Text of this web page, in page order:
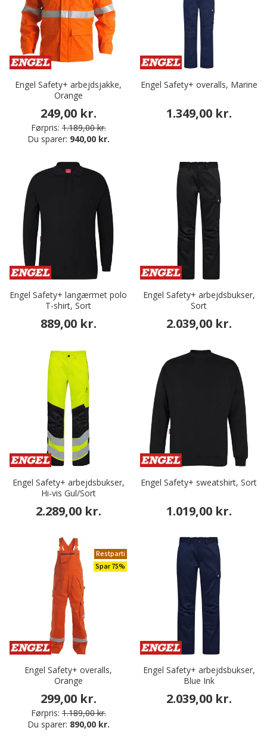
Engel Safety+ arbejdsjakke,
Orange
249,00 kr.
Førpris: 1.189,00 kr.
Du sparer: 940,00 kr.
Engel Safety+ overalls, Marine
1.349,00 kr.
Engel Safety+ langærmet polo
T-shirt, Sort
889,00 kr.
Engel Safety+ arbejdsbukser,
Sort
2.039,00 kr.
Engel Safety+ arbejdsbukser,
Hi-vis Gul/Sort
2.289,00 kr.
Engel Safety+ sweatshirt, Sort
1.019,00 kr.
Restparti
Spar 75%
Engel Safety+ overalls,
Orange
299,00 kr.
Førpris: 1.189,00 kr.
Du sparer: 890,00 kr.
Engel Safety+ arbejdsbukser,
Blue Ink
2.039,00 kr.